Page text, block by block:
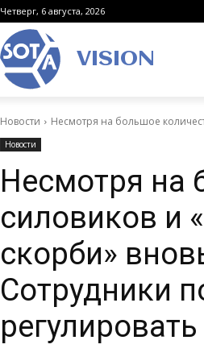
Четверг, 6 августа, 2026
VISION
Новости Несмотря на большое
Новости
Несмотря на
силовиков и
скорби»
Сотрудники